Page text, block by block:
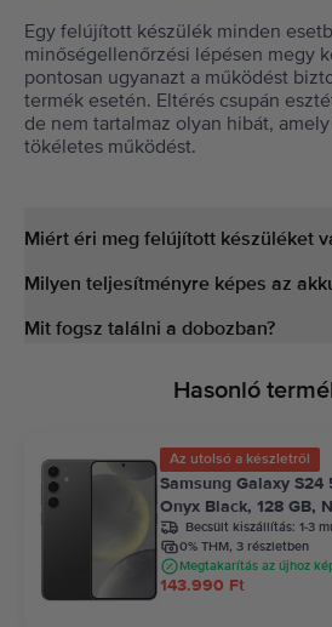
Egy felújított készülék minden
minőségellenőrzési lépésen megy
pontosan ugyanazt a működést
termék esetén. Eltérés csupán
de nem tartalmaz olyan hibát,
tökéletes működést.
Miért éri meg felújított készüléket
Milyen teljesítményre képes az
Mit fogsz találni a dobozban?
Hasonló
Az utolsó a készletről
Samsung Galaxy S24
Onyx Black, 128 GB,
Becsült kiszállítás: 1-3
0% THM, 3 részletben
Megtakarítás az újhoz
143.990 Ft